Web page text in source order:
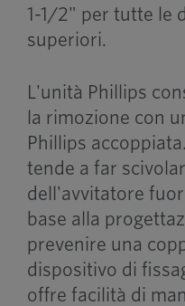
1-1/2" per tutte le
superiori.
L'unità Phillips
la rimozione con
Phillips
tende a far
dell'avvitatore
base alla
prevenire una
dispositivo di
offre facilità di